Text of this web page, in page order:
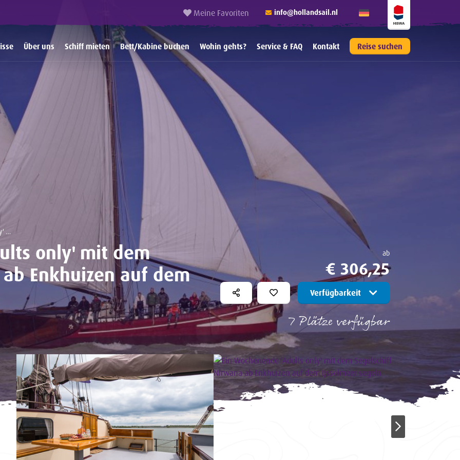
Meine Favoriten info@hollandsail.nl
Über uns Schiff mieten Bett/Kabine buchen Wohin gehts? Service & FAQ Kontakt Reise suchen
only' mit dem
Enkhuizen auf dem
ab
€ 306,25
Verfügbarkeit
7 Plätze verfügbar